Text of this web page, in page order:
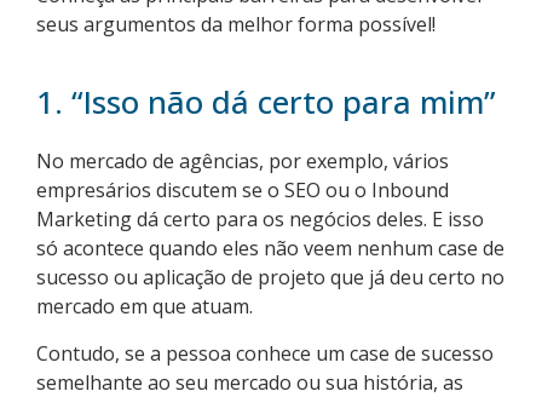
seus argumentos da melhor forma possível!
1. “Isso não dá certo para mim”
No mercado de agências, por exemplo, vários
empresários discutem se o SEO ou o Inbound
Marketing dá certo para os negócios deles. E isso
só acontece quando eles não veem nenhum case de
sucesso ou aplicação de projeto que já deu certo no
mercado em que atuam.
Contudo, se a pessoa conhece um case de sucesso
semelhante ao seu mercado ou sua história, as